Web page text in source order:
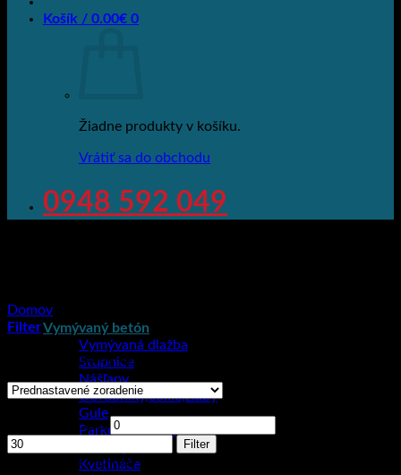
Košík / 0.00€ 0
Žiadne produkty v košíku.
Vrátiť sa do obchodu
0948 592 049
Vymývaný betón
Vymývaná dlažba
Stupnice
Nášľapy
Obrubníky,cokle,žľaby
Gule
Parkovacie zábrany
Kvetináče
Domov
Filter
Zobrazený jediný výsledok
Minimálna cena
Filter
Kategórie produktov